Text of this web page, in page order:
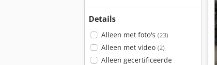
Details
Alleen met foto's (23)
Alleen met video (2)
Alleen gecertificeerde